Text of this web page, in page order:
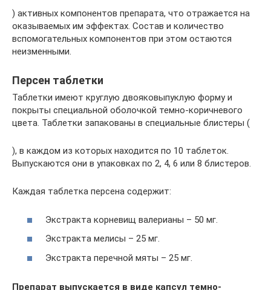
) активных компонентов препарата, что отражается на
оказываемых им эффектах. Состав и количество
вспомогательных компонентов при этом остаются
неизменными.
Персен таблетки
Таблетки имеют круглую двояковыпуклую форму и
покрыты специальной оболочкой темно-коричневого
цвета. Таблетки запакованы в специальные блистеры (
), в каждом из которых находится по 10 таблеток.
Выпускаются они в упаковках по 2, 4, 6 или 8 блистеров.
Каждая таблетка персена содержит:
Экстракта корневищ валерианы – 50 мг.
Экстракта мелисы – 25 мг.
Экстракта перечной мяты – 25 мг.
Препарат выпускается в виде капсул темно-